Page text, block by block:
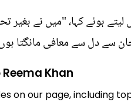
ہوئے کہا، "میں نے
سے دل سے معافی مانگتا
Khan
on our page, including